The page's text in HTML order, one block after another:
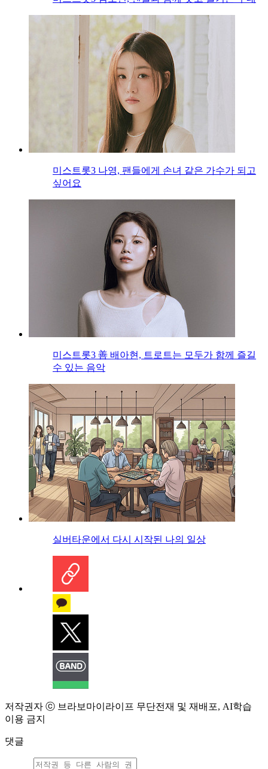
미스트롯3 나영, 팬들에게 손녀 같은 가수가 되고
싶어요
미스트롯3 善 배아현, 트로트는 모두가 함께 즐길
수 있는 음악
실버타운에서 다시 시작된 나의 일상
저작권자 ⓒ 브라보마이라이프 무단전재 및 재배포, AI학습
이용 금지
댓글